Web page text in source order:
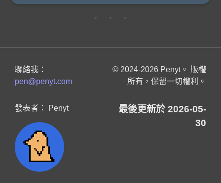
聯絡我：
pen@penyt.com
發表者： Penyt
© 2024-2026 Penyt。 版權
所有，保留一切權利。
最後更新於 2026-05-
30